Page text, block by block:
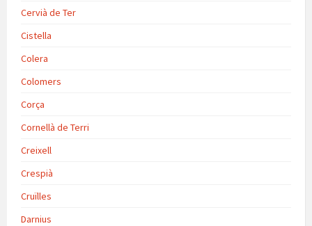
Cervià de Ter
Cistella
Colera
Colomers
Corça
Cornellà de Terri
Creixell
Crespià
Cruïlles
Darnius